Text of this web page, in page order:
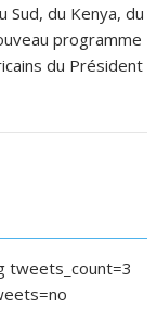
Sud, du Kenya, du
programme
du Président
tweets_count=3